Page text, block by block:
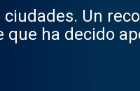
ciudades. Un
ha decido